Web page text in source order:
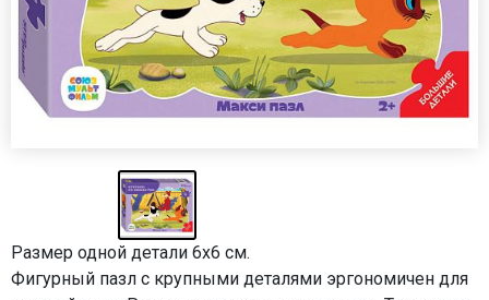
Размер одной детали 6х6 см.
Фигурный пазл с крупными деталями эргономичен для